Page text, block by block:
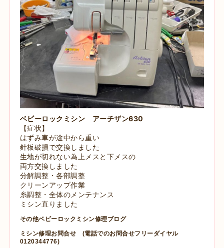
ベビーロックミシン アーチザン630
【症状】
はずみ車が途中から重い
針板破損で交換しました
生地が切れない為上メスと下メスの
両方交換しました
分解調整・各部調整
クリーンアップ作業
糸調整・全体のメンテナンス
ミシン直りました
その他ベビーロックミシン修理ブログ
ミシン修理お問合せ (電話でのお問合せフリーダイヤル
0120344776)